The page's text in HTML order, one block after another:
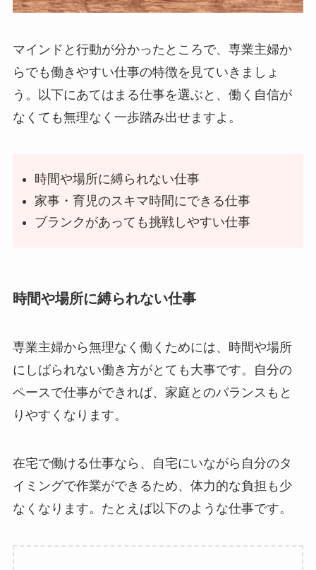
マインドと行動が分かったところで、専業主婦か
らでも働きやすい仕事の特徴を見ていきましょ
う。以下にあてはまる仕事を選ぶと、働く自信が
なくても無理なく一歩踏み出せますよ。
時間や場所に縛られない仕事
家事・育児のスキマ時間にできる仕事
ブランクがあっても挑戦しやすい仕事
時間や場所に縛られない仕事
専業主婦から無理なく働くためには、時間や場所
にしばられない働き方がとても大事です。自分の
ペースで仕事ができれば、家庭とのバランスもと
りやすくなります。
在宅で働ける仕事なら、自宅にいながら自分のタ
イミングで作業ができるため、体力的な負担も少
なくなります。たとえば以下のような仕事です。